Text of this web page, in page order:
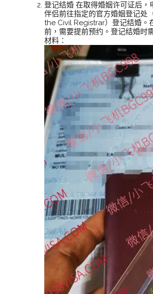
登记结婚 在取得婚姻许可证后，
伴侣前往指定的官方婚姻登记处
the Civil Registrar）登记结婚。
前，需要提前预约。登记结婚时
材料：